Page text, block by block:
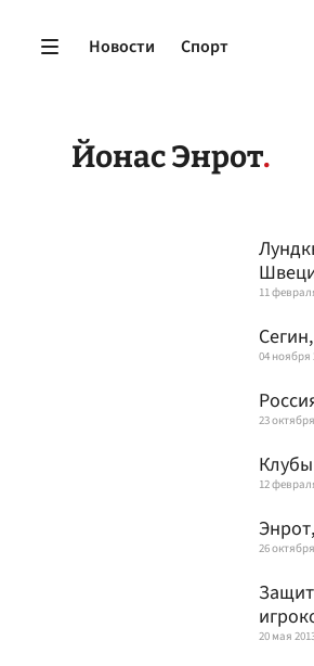
Новости Спорт
Йонас Энрот
11
04 ноября
23
12
26
20 мая